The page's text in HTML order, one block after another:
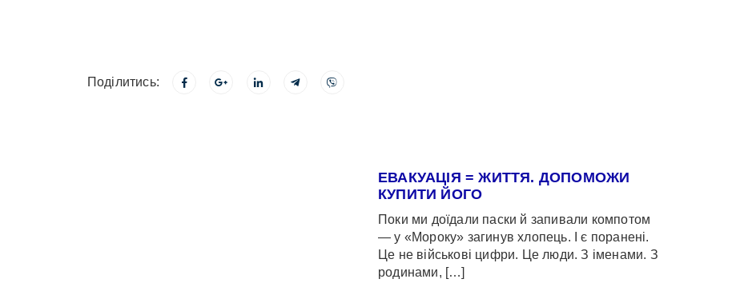
Поділитись:
ЕВАКУАЦІЯ = ЖИТТЯ. ДОПОМОЖИ
КУПИТИ ЙОГО
Поки ми доїдали паски й запивали компотом
— у «Мороку» загинув хлопець. І є поранені.
Це не військові цифри. Це люди. З іменами. З
родинами, […]